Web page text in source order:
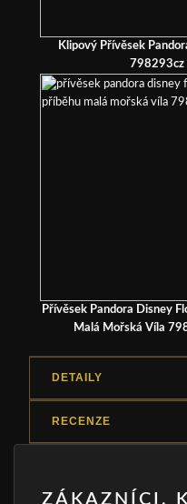
Klipový Přívěsek
798293cz
Přívěsek Pandora Disney
Malá Mořská Víla
DETAILY
RECENZE
ZÁKAZNÍCI,